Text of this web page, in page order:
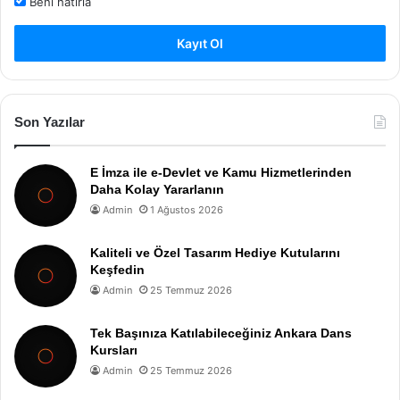
Kayıt Ol
Son Yazılar
E İmza ile e-Devlet ve Kamu Hizmetlerinden
Daha Kolay Yararlanın
Admin 1 Ağustos 2026
Kaliteli ve Özel Tasarım Hediye Kutularını
Keşfedin
Admin 25 Temmuz 2026
Tek Başınıza Katılabileceğiniz Ankara Dans
Kursları
Admin 25 Temmuz 2026